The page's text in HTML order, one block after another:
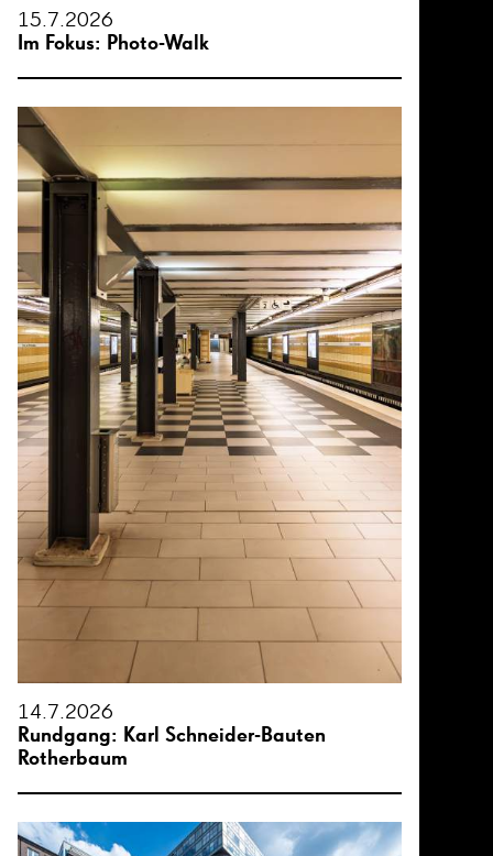
15.7.2026
Im Fokus: Photo-Walk
14.7.2026
Rundgang: Karl Schneider-Bauten
Rotherbaum